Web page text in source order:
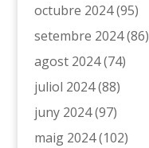
octubre 2024(95)
setembre 2024(86)
agost 2024(74)
juliol 2024(88)
juny 2024(97)
maig 2024(102)